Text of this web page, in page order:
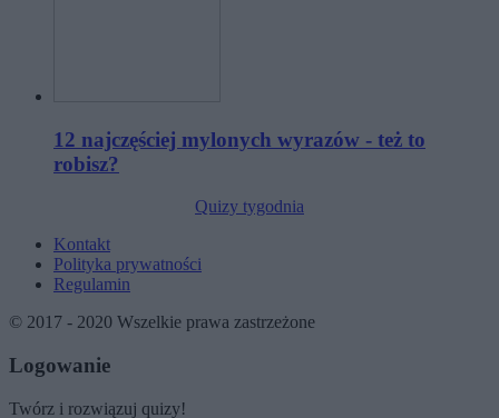
12 najczęściej mylonych wyrazów - też to
robisz?
Quizy tygodnia
Kontakt
Polityka prywatności
Regulamin
© 2017 - 2020 Wszelkie prawa zastrzeżone
Logowanie
Twórz i rozwiązuj quizy!